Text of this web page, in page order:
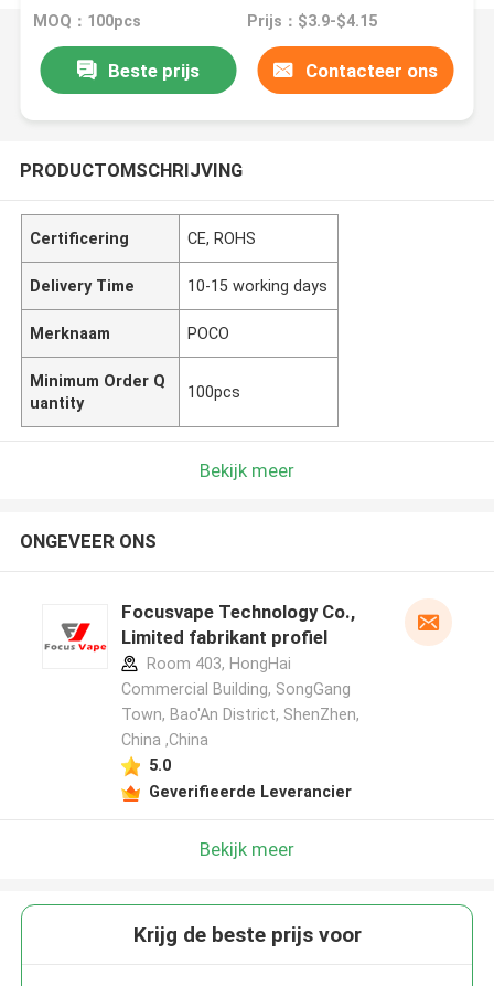
MOQ：100pcs Prijs：$3.9-$4.15
Beste prijs Contacteer ons
PRODUCTOMSCHRIJVING
Certificering CE, ROHS
Delivery Time 10-15 working days
Merknaam POCO
Minimum Order Q
uantity
100pcs
Bekijk meer
ONGEVEER ONS
Focusvape Technology Co.,
Limited fabrikant profiel
Room 403, HongHai
Commercial Building, SongGang
Town, Bao'An District, ShenZhen,
China ,China
5.0
Geverifieerde Leverancier
Bekijk meer
Krijg de beste prijs voor